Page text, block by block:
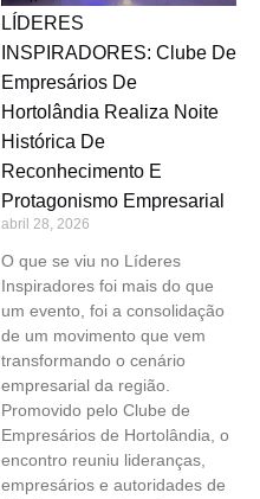
LÍDERES
INSPIRADORES: Clube De
Empresários De
Hortolândia Realiza Noite
Histórica De
Reconhecimento E
Protagonismo Empresarial
abril 28, 2026
O que se viu no Líderes
Inspiradores foi mais do que
um evento, foi a consolidação
de um movimento que vem
transformando o cenário
empresarial da região.
Promovido pelo Clube de
Empresários de Hortolândia, o
encontro reuniu lideranças,
empresários e autoridades de